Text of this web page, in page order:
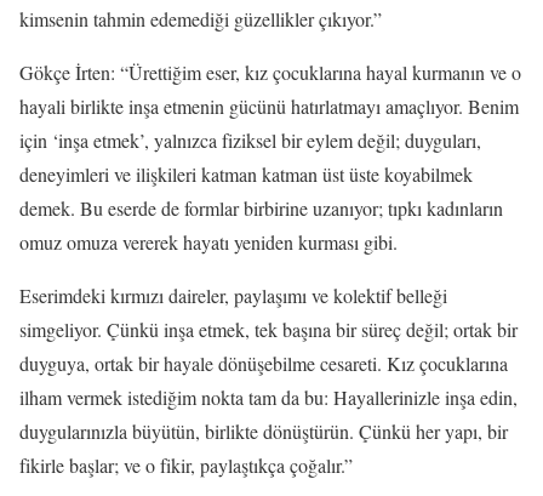
kimsenin tahmin edemediği güzellikler çıkıyor.”
Gökçe İrten: “Ürettiğim eser, kız çocuklarına hayal kurmanın ve o
hayali birlikte inşa etmenin gücünü hatırlatmayı amaçlıyor. Benim
için ‘inşa etmek’, yalnızca fiziksel bir eylem değil; duyguları,
deneyimleri ve ilişkileri katman katman üst üste koyabilmek
demek. Bu eserde de formlar birbirine uzanıyor; tıpkı kadınların
omuz omuza vererek hayatı yeniden kurması gibi.
Eserimdeki kırmızı daireler, paylaşımı ve kolektif belleği
simgeliyor. Çünkü inşa etmek, tek başına bir süreç değil; ortak bir
duyguya, ortak bir hayale dönüşebilme cesareti. Kız çocuklarına
ilham vermek istediğim nokta tam da bu: Hayallerinizle inşa edin,
duygularınızla büyütün, birlikte dönüştürün. Çünkü her yapı, bir
fikirle başlar; ve o fikir, paylaştıkça çoğalır.”